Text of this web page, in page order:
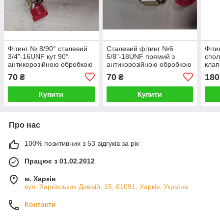
Фітинг № 8/90° сталевий
3/4"-16UNF кут 90°
антикорозійною обробкою
70 ₴
Купити
Сталевий фітинг №6
5/8"-18UNF прямий з
антикорозійною обробкою
70₴
Купити
180
Про нас
100% позитивних з 53 відгуків за рік
Працює з 01.02.2012
м. Харків
вул. Харківських Дивізій, 15, 61091, Харків, Україна
Контакти